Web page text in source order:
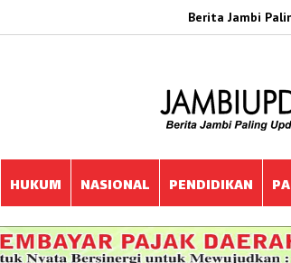
Berita Jambi
HUKUM NASIONAL PENDIDIKAN